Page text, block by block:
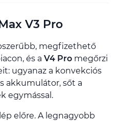
V3 Pro
megfizethető
és a V4 Pro megőrzi
ugyanaz a konvekciós
akkumulátor, sőt a
egymással.
előre. A legnagyobb